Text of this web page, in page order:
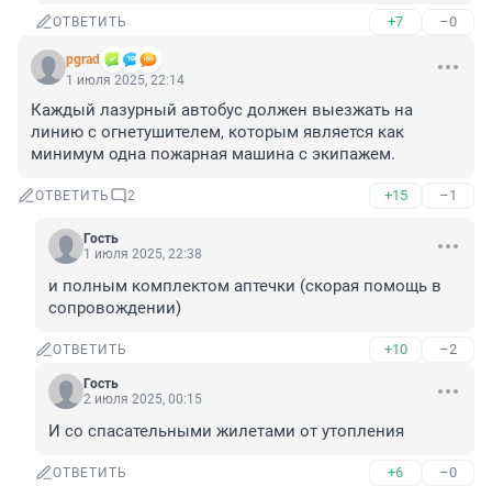
ОТВЕТИТЬ +7 –0
pgrad
1 июля 2025, 22:14
Каждый лазурный автобус должен выезжать на
линию с огнетушителем, которым является как
минимум одна пожарная машина с экипажем.
ОТВЕТИТЬ 2 +15 –1
Гость
1 июля 2025, 22:38
и полным комплектом аптечки (скорая помощь в
сопровождении)
ОТВЕТИТЬ +10 –2
Гость
2 июля 2025, 00:15
И со спасательными жилетами от утопления
ОТВЕТИТЬ +6 –0